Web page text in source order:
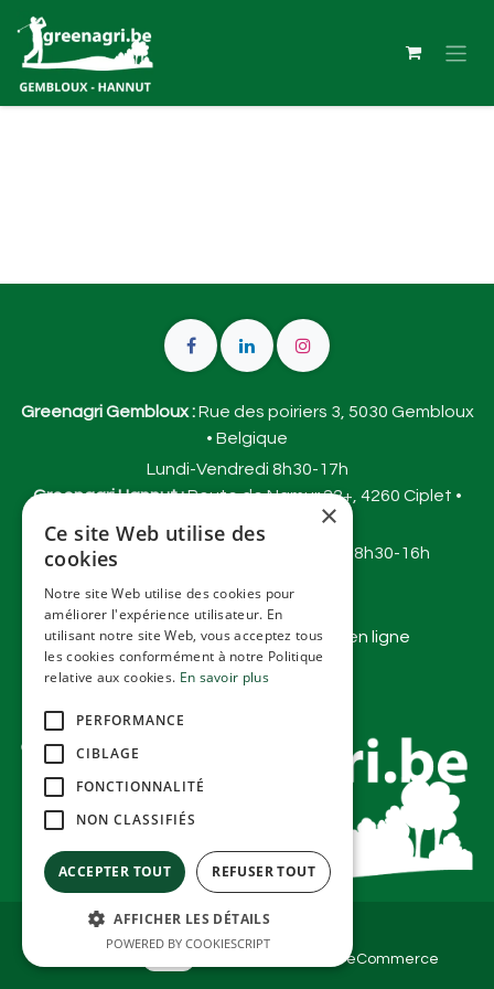
Se rendre au contenu
Greenagri Gembloux :Rue des poiriers 3, 5030 Gembloux
• Belgique
Lundi-Vendredi 8h30-17h
Greenagri Hannut :Route de Namur 22+, 4260 Ciplet •
Belgique
Mardi-vendredi 9h30-18h et samedi 8h30-16h
Tel :+3281 620 530
Conditions générales de ventes en ligne
Open Source eCommerce
×
Ce site Web utilise des
cookies
Notre site Web utilise des cookies pour
améliorer l'expérience utilisateur. En
utilisant notre site Web, vous acceptez tous
les cookies conformément à notre Politique
relative aux cookies. En savoir plus
PERFORMANCE
CIBLAGE
FONCTIONNALITÉ
NON CLASSIFIÉS
ACCEPTER TOUT REFUSER TOUT
AFFICHER LES DÉTAILS
POWERED BY COOKIESCRIPT